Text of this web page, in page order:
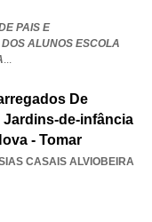
PAIS E
ALUNOS ESCOLA
...
De
de-infância
- Tomar
CASAIS ALVIOBEIRA